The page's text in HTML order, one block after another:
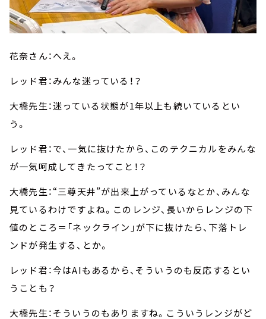
花奈さん：へえ。
レッド君：みんな迷っている！？
大橋先生：迷っている状態が1年以上も続いているとい
う。
レッド君：で、一気に抜けたから、このテクニカルをみんな
が一気呵成してきたってこと！？
大橋先生：“三尊天井”が出来上がっているなとか、みんな
見ているわけですよね。このレンジ、長いからレンジの下
値のところ＝「ネックライン」が下に抜けたら、下落トレ
ンドが発生する、とか。
レッド君：今はAIもあるから、そういうのも反応するとい
うことも？
大橋先生：そういうのもありますね。こういうレンジがど